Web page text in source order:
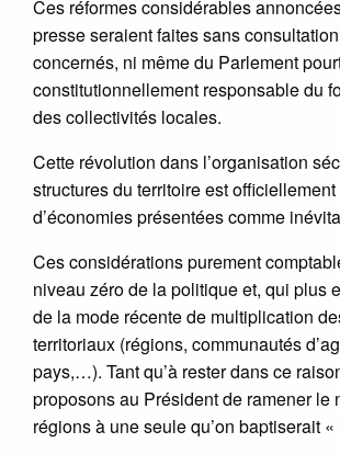
Ces réformes considérables
presse seraient faites sans
concernés, ni même du Parlement
constitutionnellement responsable du
des collectivités locales.
Cette révolution dans l’organisation
structures du territoire est
d’économies présentées comme
Ces considérations purement
niveau zéro de la politique et, qui plus
de la mode récente de multiplication
territoriaux (régions, communautés
pays,…). Tant qu’à rester dans ce
proposons au Président de ramener le
régions à une seule qu’on baptiserait «